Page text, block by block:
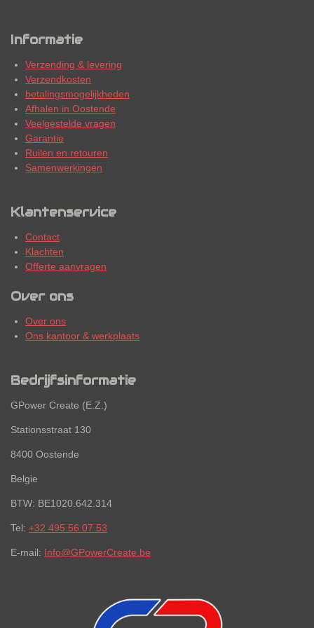
Informatie
Verzending & levering
Verzendkosten
betalingsmogelijkheden
Afhalen in Oostende
Veelgestelde vragen
Garantie
Ruilen en retouren
Samenwerkingen
Klantenservice
Contact
Klachten
Offerte aanvragen
Over ons
Over ons
Ons kantoor & werkplaats
Bedrijfsinformatie
GPower Create (E.Z.)
Stationsstraat 130
8400 Oostende
Belgie
BTW: BE1020.642.314
Tel: +32 495 56 07 53
E-mail: Info@GPowerCreate.be